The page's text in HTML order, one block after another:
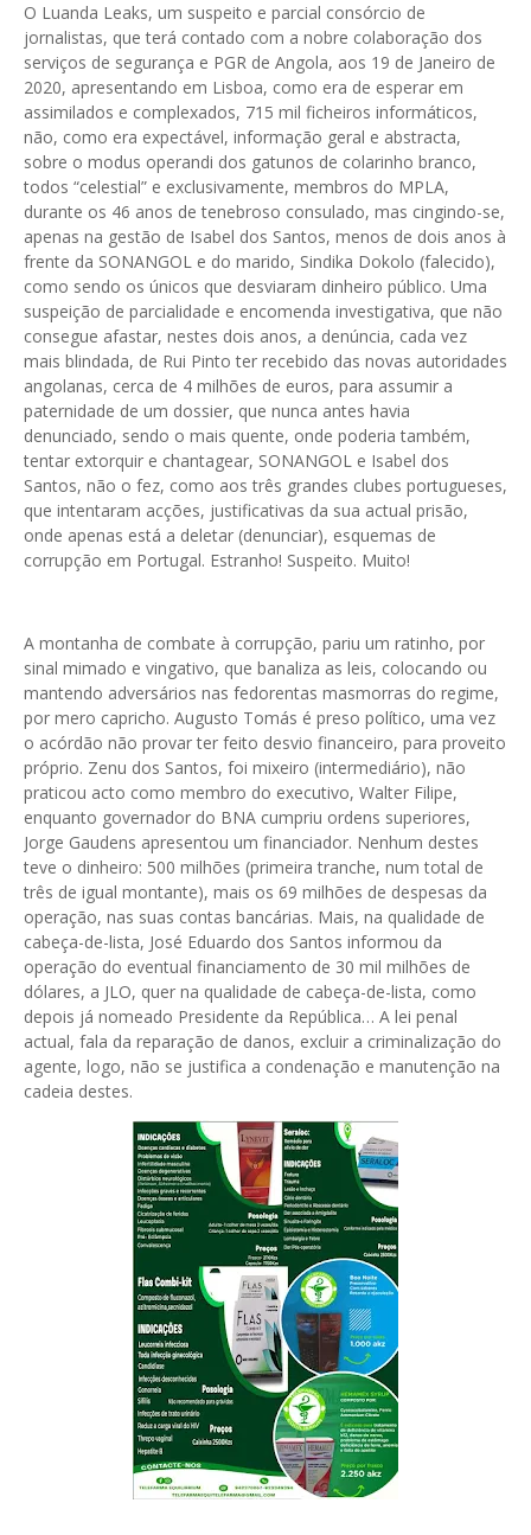
O Luanda Leaks, um suspeito e parcial consórcio de
jornalistas, que terá contado com a nobre colaboração dos
serviços de segurança e PGR de Angola, aos 19 de Janeiro de
2020, apresentando em Lisboa, como era de esperar em
assimilados e complexados, 715 mil ficheiros informáticos,
não, como era expectável, informação geral e abstracta,
sobre o modus operandi dos gatunos de colarinho branco,
todos “celestial” e exclusivamente, membros do MPLA,
durante os 46 anos de tenebroso consulado, mas cingindo-se,
apenas na gestão de Isabel dos Santos, menos de dois anos à
frente da SONANGOL e do marido, Sindika Dokolo (falecido),
como sendo os únicos que desviaram dinheiro público. Uma
suspeição de parcialidade e encomenda investigativa, que não
consegue afastar, nestes dois anos, a denúncia, cada vez
mais blindada, de Rui Pinto ter recebido das novas autoridades
angolanas, cerca de 4 milhões de euros, para assumir a
paternidade de um dossier, que nunca antes havia
denunciado, sendo o mais quente, onde poderia também,
tentar extorquir e chantagear, SONANGOL e Isabel dos
Santos, não o fez, como aos três grandes clubes portugueses,
que intentaram acções, justificativas da sua actual prisão,
onde apenas está a deletar (denunciar), esquemas de
corrupção em Portugal. Estranho! Suspeito. Muito!
A montanha de combate à corrupção, pariu um ratinho, por
sinal mimado e vingativo, que banaliza as leis, colocando ou
mantendo adversários nas fedorentas masmorras do regime,
por mero capricho. Augusto Tomás é preso político, uma vez
o acórdão não provar ter feito desvio financeiro, para proveito
próprio. Zenu dos Santos, foi mixeiro (intermediário), não
praticou acto como membro do executivo, Walter Filipe,
enquanto governador do BNA cumpriu ordens superiores,
Jorge Gaudens apresentou um financiador. Nenhum destes
teve o dinheiro: 500 milhões (primeira tranche, num total de
três de igual montante), mais os 69 milhões de despesas da
operação, nas suas contas bancárias. Mais, na qualidade de
cabeça-de-lista, José Eduardo dos Santos informou da
operação do eventual financiamento de 30 mil milhões de
dólares, a JLO, quer na qualidade de cabeça-de-lista, como
depois já nomeado Presidente da República… A lei penal
actual, fala da reparação de danos, excluir a criminalização do
agente, logo, não se justifica a condenação e manutenção na
cadeia destes.